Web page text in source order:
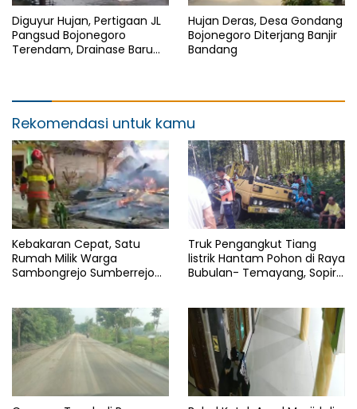
Diguyur Hujan, Pertigaan JL
Pangsud Bojonegoro
Terendam, Drainase Baru
Hujan Deras, Desa Gondang
Bojonegoro Diterjang Banjir
Bandang
Rekomendasi untuk kamu
Kebakaran Cepat, Satu
Rumah Milik Warga
Sambongrejo Sumberrejo
Truk Pengangkut Tiang
listrik Hantam Pohon di Raya
Bubulan- Temayang, Sopir